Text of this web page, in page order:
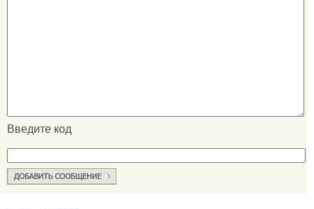
Введите код